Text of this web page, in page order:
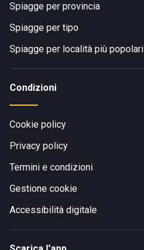
Spiagge per provincia
Spiagge per tipo
Spiagge per località più popolari
Condizioni
Cookie policy
Privacy policy
Termini e condizioni
Gestione cookie
Accessibilità digitale